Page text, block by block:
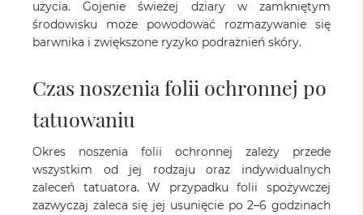
użycia. Gojenie świeżej dziary w zamkniętym
środowisku może powodować rozmazywanie się
barwnika i zwiększone ryzyko podrażnień skóry.
Czas noszenia folii ochronnej po
tatuowaniu
Okres noszenia folii ochronnej zależy przede
wszystkim od jej rodzaju oraz indywidualnych
zaleceń tatuatora. W przypadku folii spożywczej
zazwyczaj zaleca się jej usunięcie po 2–6 godzinach